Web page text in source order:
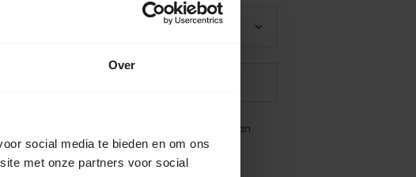
Over
social media te bieden en om ons
met onze partners voor social
van